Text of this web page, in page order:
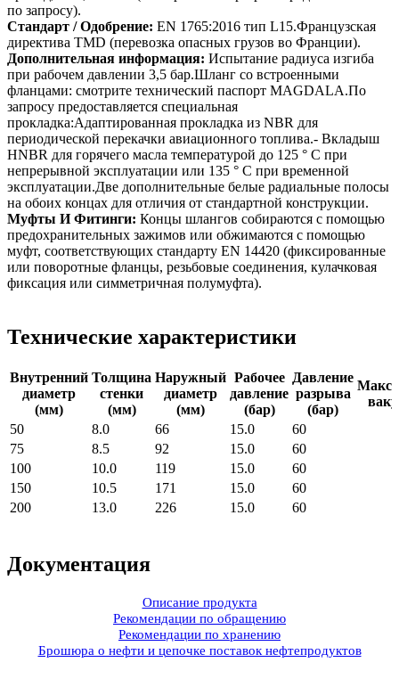
по запросу).
Стандарт / Одобрение: EN 1765:2016 тип L15.Французская
директива TMD (перевозка опасных грузов во Франции).
Дополнительная информация: Испытание радиуса изгиба
при рабочем давлении 3,5 бар.Шланг со встроенными
фланцами: смотрите технический паспорт MAGDALA.По
запросу предоставляется специальная
прокладка:Адаптированная прокладка из NBR для
периодической перекачки авиационного топлива.- Вкладыш
HNBR для горячего масла температурой до 125 ° C при
непрерывной эксплуатации или 135 ° C при временной
эксплуатации.Две дополнительные белые радиальные полосы
на обоих концах для отличия от стандартной конструкции.
Муфты И Фитинги: Концы шлангов собираются с помощью
предохранительных зажимов или обжимаются с помощью
муфт, соответствующих стандарту EN 14420 (фиксированные
или поворотные фланцы, резьбовые соединения, кулачковая
фиксация или симметричная полумуфта).
Технические характеристики
Внутренний
диаметр
(мм)
Толщина
стенки
(мм)
Наружный
диаметр
(мм)
Рабочее
давление
(бар)
Давление
разрыва
(бар)
50
8.0 66 15.0
60
75
8.5 92 15.0
60
100
10.0 119 15.0
60
150
10.5 171 15.0
60
200
13.0 226 15.0 60
Документация
Описание продукта
Рекомендации по обращению
Рекомендации по хранению
Брошюра о нефти и цепочке поставок нефтепродуктов